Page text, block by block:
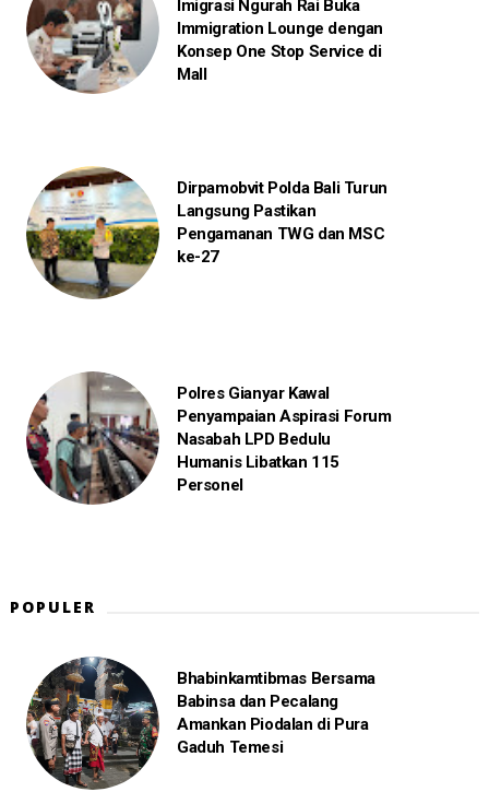
Imigrasi Ngurah Rai Buka
Immigration Lounge dengan
Konsep One Stop Service di
Mall
Dirpamobvit Polda Bali Turun
Langsung Pastikan
Pengamanan TWG dan MSC
ke-27
Polres Gianyar Kawal
Penyampaian Aspirasi Forum
Nasabah LPD Bedulu
Humanis Libatkan 115
Personel
POPULER
Bhabinkamtibmas Bersama
Babinsa dan Pecalang
Amankan Piodalan di Pura
Gaduh Temesi